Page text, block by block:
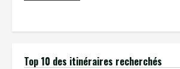
Top 10 des itinéraires recherchés